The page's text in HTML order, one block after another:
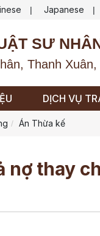
| Japanese |
SƯ
Thanh Xuân,
DỊCH VỤ
Án Thừa kế
nợ thay